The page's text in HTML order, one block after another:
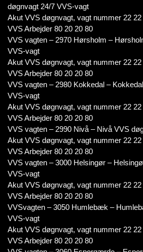
døgnvagt 24/7 VVS-vagt
Akut VVS døgnvagt, vagt nummer 22
VVS Arbejder 80 20 20 80
VVS vagten – 2970 Hørsholm –
VVS-vagt
Akut VVS døgnvagt, vagt nummer 22
VVS Arbejder 80 20 20 80
VVS vagten – 2980 Kokkedal –
VVS-vagt
Akut VVS døgnvagt, vagt nummer 22
VVS Arbejder 80 20 20 80
VVS vagten – 2990 Nivå – Nivå VVS
Akut VVS døgnvagt, vagt nummer 22
VVS Arbejder 80 20 20 80
VVS vagten – 3000 Helsingør –
VVS-vagt
Akut VVS døgnvagt, vagt nummer 22
VVS Arbejder 80 20 20 80
VVSvagten – 3050 Humlebæk –
VVS-vagt
Akut VVS døgnvagt, vagt nummer 22
VVS Arbejder 80 20 20 80